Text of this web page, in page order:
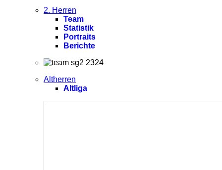
2. Herren
Team
Statistik
Portraits
Berichte
Altherren
Altliga